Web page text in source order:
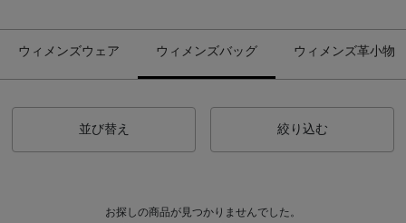
ウィメンズウェア ウィメンズバッグ ウィメンズ革小物
並び替え 絞り込む
お探しの商品が見つかりませんでした。